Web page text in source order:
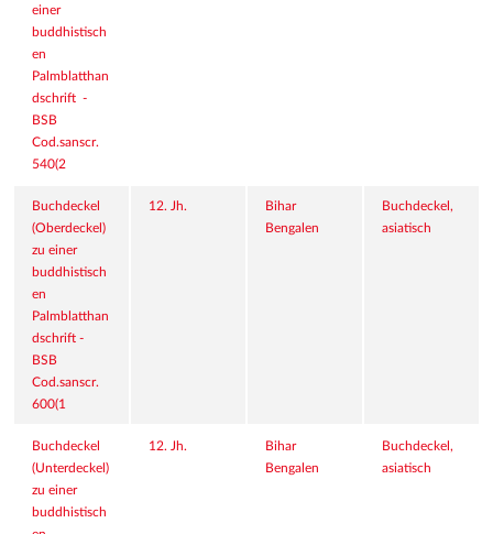
einer
buddhistisch
en
Palmblatthan
dschrift  -
BSB
Cod.sanscr.
540(2
Buchdeckel
(Oberdeckel)
zu einer
buddhistisch
en
Palmblatthan
dschrift -
BSB
Cod.sanscr.
600(1
12. Jh.
Bihar
Bengalen
Buchdeckel,
asiatisch
Buchdeckel
(Unterdeckel)
zu einer
buddhistisch
12. Jh.
Bihar
Bengalen
Buchdeckel,
asiatisch